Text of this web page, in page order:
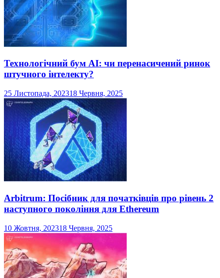
Технологічний бум AI: чи перенасичений ринок
штучного інтелекту?
25 Листопада, 202318 Червня, 2025
Arbitrum: Посібник для початківців про рівень 2
наступного покоління для Ethereum
10 Жовтня, 202318 Червня, 2025